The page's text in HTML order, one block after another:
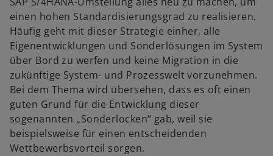
einen hohen Standardisierungsgrad zu realisieren.
Häufig geht mit dieser Strategie einher, alle
Eigenentwicklungen und Sonderlösungen im System
über Bord zu werfen und keine Migration in die
zukünftige System- und Prozesswelt vorzunehmen.
Bei dem Thema wird übersehen, dass es oft einen
guten Grund für die Entwicklung dieser
sogenannten „Sonderlocken“ gab, weil sie
beispielsweise für einen entscheidenden
Wettbewerbsvorteil sorgen.